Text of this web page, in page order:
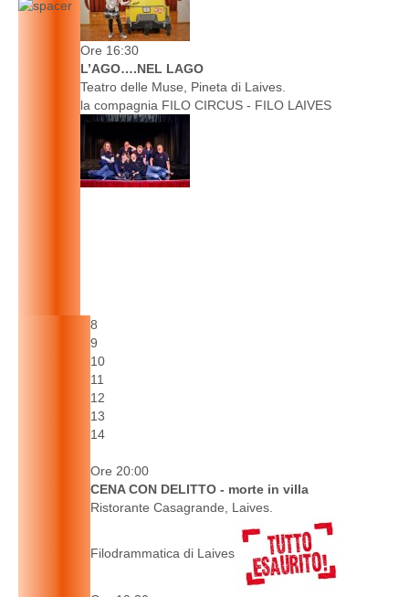
Ore 16:30
L’AGO….NEL LAGO
Teatro delle Muse, Pineta di Laives.
la compagnia FILO CIRCUS - FILO LAIVES
8
9
10
11
12
13
14
Ore 20:00
CENA CON DELITTO - morte in villa
Ristorante Casagrande, Laives.
Filodrammatica di Laives